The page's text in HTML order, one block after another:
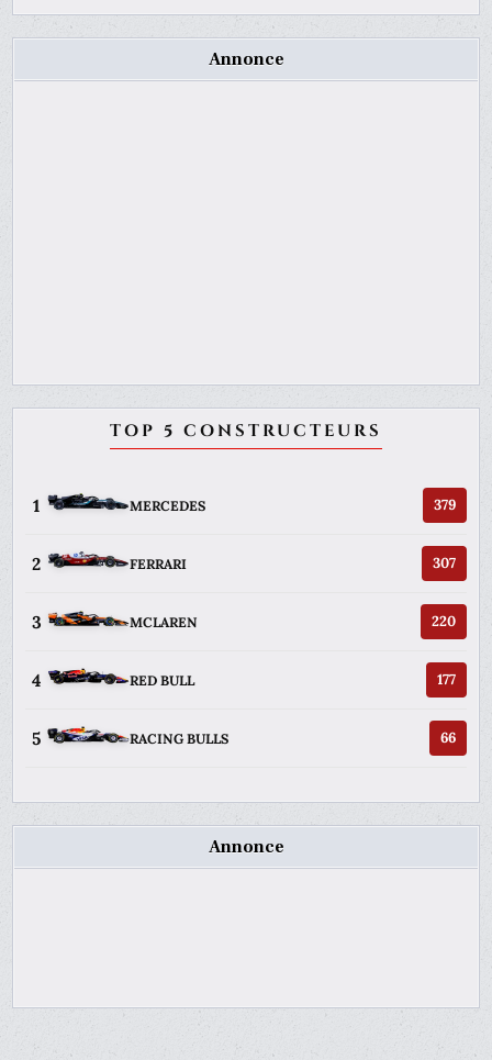
Annonce
TOP 5 CONSTRUCTEURS
1 MERCEDES 379
2 FERRARI 307
3 MCLAREN 220
4 RED BULL 177
5 RACING BULLS 66
Annonce